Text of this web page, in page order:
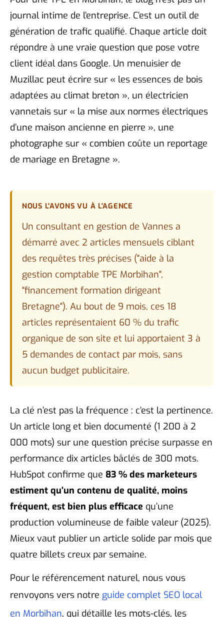
journal intime de l’entreprise. C’est un outil de
génération de trafic qualifié. Chaque article doit
répondre à une vraie question que pose votre
client idéal dans Google. Un menuisier de
Muzillac peut écrire sur « les essences de bois
adaptées au climat breton », un électricien
vannetais sur « la mise aux normes électriques
d’une maison ancienne en pierre », une
photographe sur « combien coûte un reportage
de mariage en Bretagne ».
NOUS L'AVONS VU À L'AGENCE
Un consultant en gestion de Vannes a
démarré avec 2 articles mensuels ciblant
des requêtes très précises ("aide à la
gestion comptable TPE Morbihan",
"financement formation dirigeant
Bretagne"). Au bout de 9 mois, ces 18
articles représentaient 60 % du trafic
organique de son site et lui apportaient 3 à
5 demandes de contact par mois, sans
aucun budget publicitaire.
La clé n’est pas la fréquence : c’est la pertinence.
Un article long et bien documenté (1 200 à 2
000 mots) sur une question précise surpasse en
performance dix articles bâclés de 300 mots.
HubSpot confirme que 83 % des marketeurs
estiment qu’un contenu de qualité, moins
fréquent, est bien plus efficace qu’une
production volumineuse de faible valeur (2025).
Mieux vaut publier un article solide par mois que
quatre billets creux par semaine.
Pour le référencement naturel, nous vous
renvoyons vers notre guide complet SEO local
en Morbihan, qui détaille les mots-clés, les